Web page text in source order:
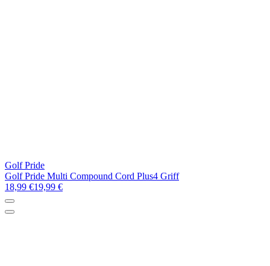
Golf Pride
Golf Pride Multi Compound Cord Plus4 Griff
18,99 €19,99 €